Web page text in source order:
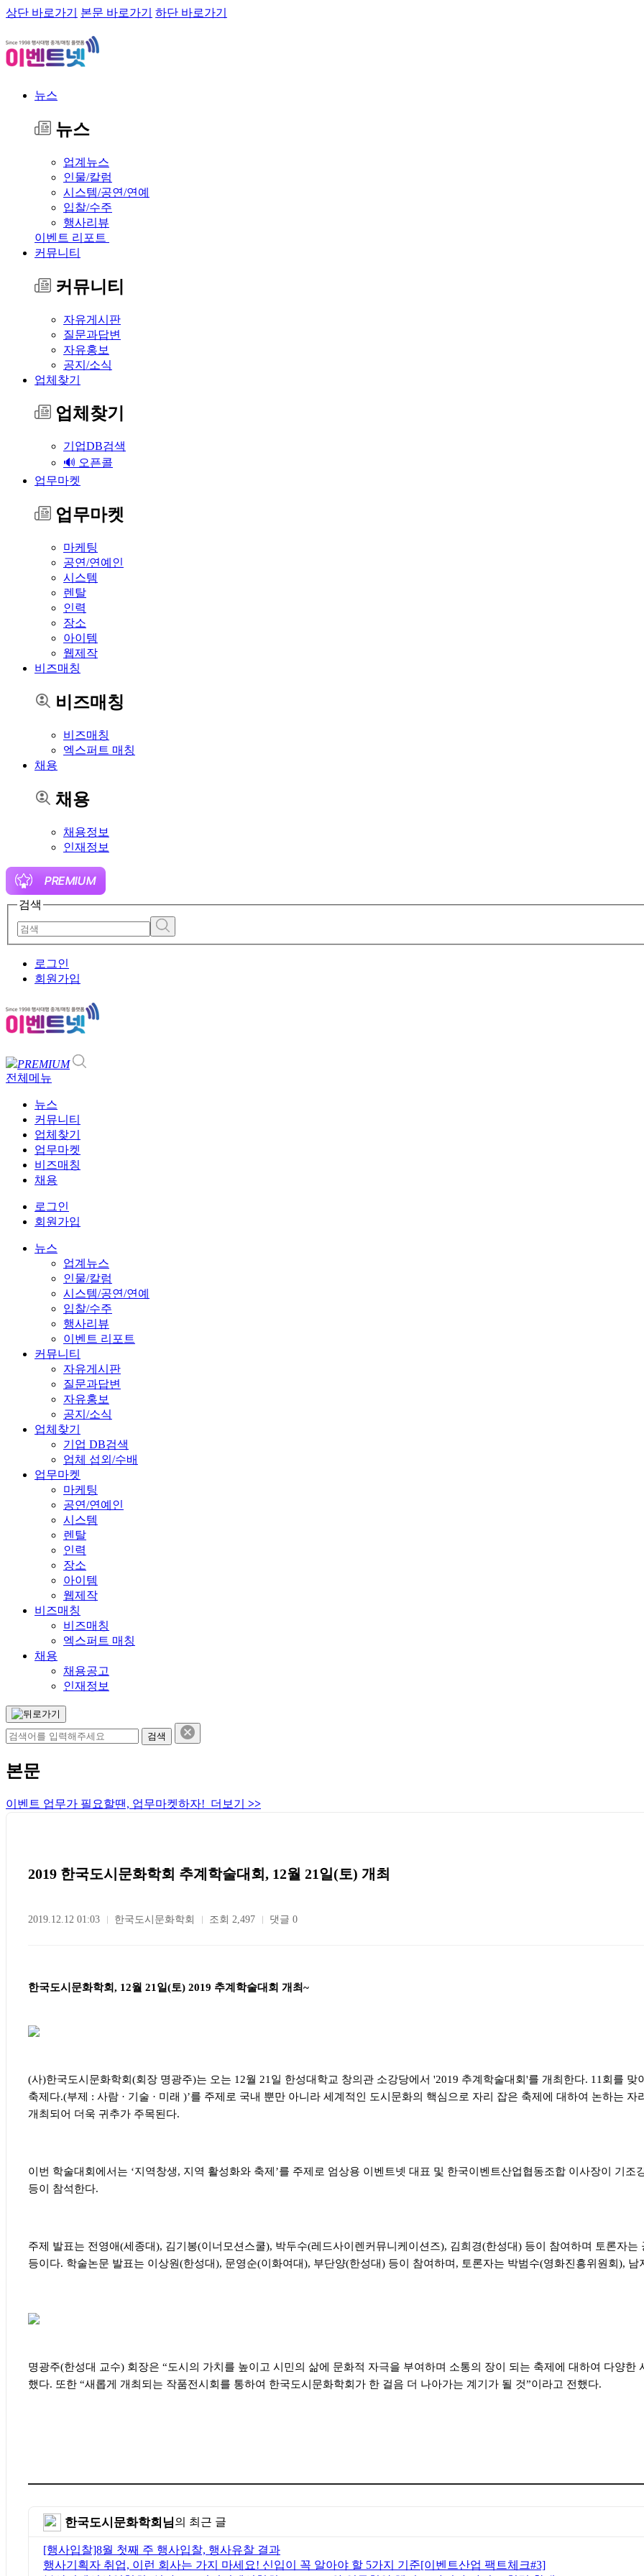
상단 바로가기 본문 바로가기 하단 바로가기
뉴스
뉴스
업계뉴스
인물/칼럼
시스템/공연/연예
입찰/수주
행사리뷰
이벤트 리포트
커뮤니티
커뮤니티
자유게시판
질문과답변
자유홍보
공지/소식
업체찾기
업체찾기
기업DB검색
🔊 오픈콜
업무마켓
업무마켓
마케팅
공연/연예인
시스템
렌탈
인력
장소
아이템
웹제작
비즈매칭
비즈매칭
비즈매칭
엑스퍼트 매칭
채용
채용
채용정보
인재정보
검색
로그인
회원가입
PREMIUM
전체메뉴
뉴스
커뮤니티
업체찾기
업무마켓
비즈매칭
채용
로그인
회원가입
뉴스
업계뉴스
인물/칼럼
시스템/공연/연예
입찰/수주
행사리뷰
이벤트 리포트
커뮤니티
자유게시판
질문과답변
자유홍보
공지/소식
업체찾기
기업 DB검색
업체 섭외/수배
업무마켓
마케팅
공연/연예인
시스템
렌탈
인력
장소
아이템
웹제작
비즈매칭
비즈매칭
엑스퍼트 매칭
채용
채용공고
인재정보
본문
이벤트 업무가 필요할땐, 업무마켓하자! 더보기 >>
2019 한국도시문화학회 추계학술대회, 12월 21일(토) 개최
2019.12.12 01:03 한국도시문화학회 조회 2,497 댓글 0
한국도시문화학회, 12월 21일(토) 2019 추계학술대회 개최~
(사)한국도시문화학회 (회장 명광주)는 오는 12월 21일 한성대학교 창의관 소강당에서 '2019 추계학술대회 '를 개최한다. 11회를 맞
축제다.(부제 : 사람 · 기술 · 미래 )’를 주제로 국내 뿐만 아니라 세계적인 도시문화의 핵심으로 자리 잡은 축제에 대하여 논하는 자
개최되어 더욱 귀추가 주목된다.
이번 학술대회에서는 ‘지역창생, 지역 활성화와 축제 ’를 주제로 엄상용 이벤트넷 대표 및 한국이벤트산업협동조합 이사장이 기조
등이 참석한다.
주제 발표는 전영애(세종대), 김기봉(이너모션스쿨), 박두수(레드사이렌커뮤니케이션즈), 김희경(한성대) 등이 참여하며 토론자는
등이다. 학술논문 발표는 이상원(한성대), 문영순(이화여대), 부단양(한성대) 등이 참여하며 , 토론자는 박범수(영화진흥위원회 ), 남
명광주(한성대 교수) 회장은 “도시의 가치를 높이고 시민의 삶에 문화적 자극을 부여하며 소통의 장이 되는 축제에 대하여 다양한
했다. 또한 “새롭게 개최되는 작품전시회를 통하여 한국도시문화학회가 한 걸음 더 나아가는 계기가 될 것”이라고 전했다.
한국도시문화학회님의 최근 글
[행사입찰]8월 첫째 주 행사입찰, 행사유찰 결과
행사기획자 취업, 이런 회사는 가지 마세요! 신입이 꼭 알아야 할 5가지 기준[이벤트산업 팩트체크#3]